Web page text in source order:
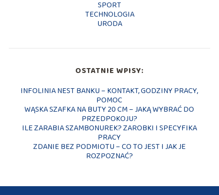
SPORT
TECHNOLOGIA
URODA
OSTATNIE WPISY:
INFOLINIA NEST BANKU – KONTAKT, GODZINY PRACY,
POMOC
WĄSKA SZAFKA NA BUTY 20 CM – JAKĄ WYBRAĆ DO
PRZEDPOKOJU?
ILE ZARABIA SZAMBONUREK? ZAROBKI I SPECYFIKA
PRACY
ZDANIE BEZ PODMIOTU – CO TO JEST I JAK JE
ROZPOZNAĆ?